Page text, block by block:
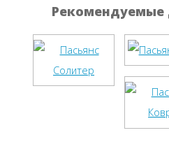
Рекомендуемые